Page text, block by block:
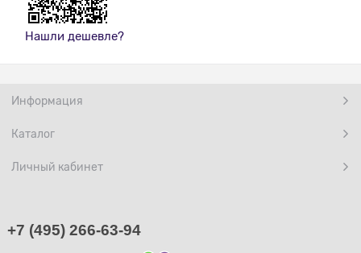
Нашли дешевле?
Информация
Каталог
Личный кабинет
+7 (495) 266-63-94